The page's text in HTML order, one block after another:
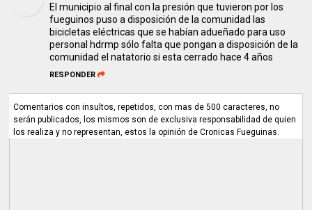
El municipio al final con la presión que tuvieron por los
fueguinos puso a disposición de la comunidad las
bicicletas eléctricas que se habían adueñado para uso
personal hdrmp sólo falta que pongan a disposición de la
comunidad el natatorio si esta cerrado hace 4 años
RESPONDER
Comentarios con insultos, repetidos, con mas de 500 caracteres, no
serán publicados, los mismos son de exclusiva responsabilidad de quien
los realiza y no representan, estos la opinión de Cronicas Fueguinas.